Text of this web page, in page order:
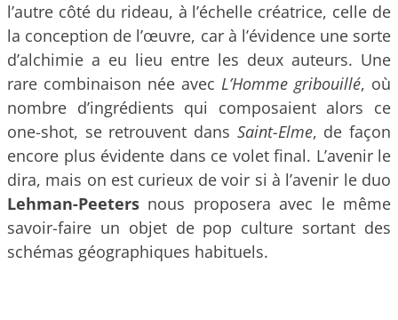
l’autre côté du rideau, à l’échelle créatrice, celle de
la conception de l’œuvre, car à l’évidence une sorte
d’alchimie a eu lieu entre les deux auteurs. Une
rare combinaison née avec L’Homme gribouillé, où
nombre d’ingrédients qui composaient alors ce
one-shot, se retrouvent dans Saint-Elme, de façon
encore plus évidente dans ce volet final. L’avenir le
dira, mais on est curieux de voir si à l’avenir le duo
Lehman-Peeters nous proposera avec le même
savoir-faire un objet de pop culture sortant des
schémas géographiques habituels.